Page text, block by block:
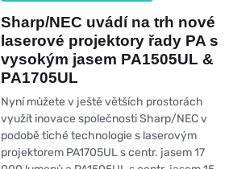
Sharp/NEC uvádí na trh nové
laserové projektory řady PA s
vysokým jasem PA1505UL &
PA1705UL
Nyní můžete v ještě větších prostorách
využít inovace společnosti Sharp/NEC v
podobě tiché technologie s laserovým
projektorem PA1705UL s centr. jasem 17